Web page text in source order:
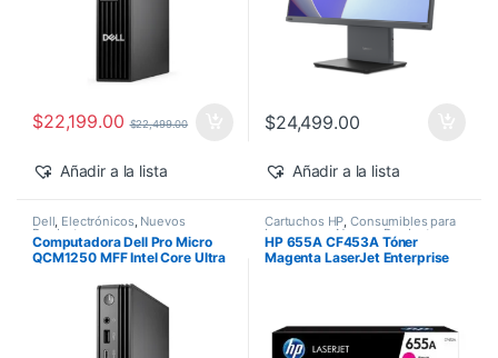
$22,199.00 $22,499.00
Añadir a la lista
$24,499.00
Añadir a la lista
Dell, Electrónicos, Nuevos
Productos
Computadora Dell Pro Micro
QCM1250 MFF Intel Core Ultra
Windows 11 Pro
Cartuchos HP,Consumibles para
Impresoras,Nuevos Productos
Sobre Pedido,Toner Original
HP 655A CF453A Tóner
Magenta LaserJet Enterprise